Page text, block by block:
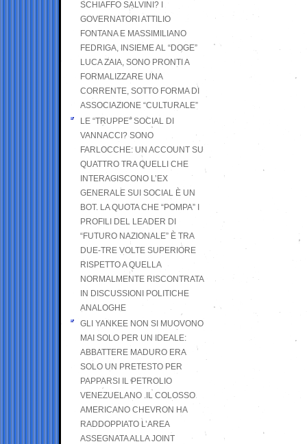
SCHIAFFO SALVINI? I
GOVERNATORI ATTILIO
FONTANA E MASSIMILIANO
FEDRIGA, INSIEME AL “DOGE”
LUCA ZAIA, SONO PRONTI A
FORMALIZZARE UNA
CORRENTE, SOTTO FORMA DI
ASSOCIAZIONE “CULTURALE”
LE “TRUPPE” SOCIAL DI
VANNACCI? SONO
FARLOCCHE: UN ACCOUNT SU
QUATTRO TRA QUELLI CHE
INTERAGISCONO L’EX
GENERALE SUI SOCIAL È UN
BOT. LA QUOTA CHE “POMPA” I
PROFILI DEL LEADER DI
“FUTURO NAZIONALE” È TRA
DUE-TRE VOLTE SUPERIORE
RISPETTO A QUELLA
NORMALMENTE RISCONTRATA
IN DISCUSSIONI POLITICHE
ANALOGHE
GLI YANKEE NON SI MUOVONO
MAI SOLO PER UN IDEALE:
ABBATTERE MADURO ERA
SOLO UN PRETESTO PER
PAPPARSI IL PETROLIO
VENEZUELANO .IL COLOSSO
AMERICANO CHEVRON HA
RADDOPPIATO L’AREA
ASSEGNATA ALLA JOINT